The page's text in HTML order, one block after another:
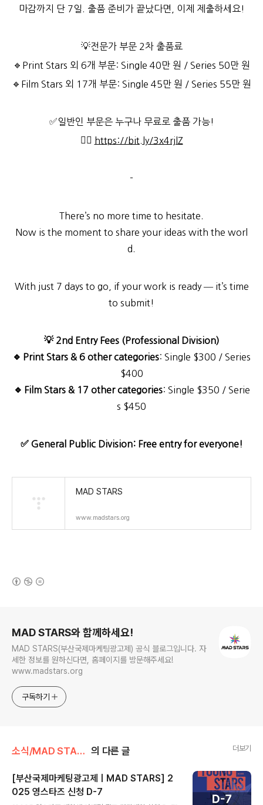
마감까지 단 7일. 출품 준비가 끝났다면, 이제 제출하세요!
💡전문가 부문 2차 출품료
🔹Print Stars 외 6개 부문: Single 40만 원 / Series 50만 원
🔹Film Stars 외 17개 부문: Single 45만 원 / Series 55만 원
✅일반인 부문은 누구나 무료로 출품 가능!
https://bit.ly/3x4rjlZ
-
There’s no more time to hesitate.
Now is the moment to share your ideas with the worl
d.
With just 7 days to go, if your work is ready — it’s time
to submit!
💡 2nd Entry Fees (Professional Division)
🔹 Print Stars & 6 other categories: Single $300 / Series
$400
🔹 Film Stars & 17 other categories: Single $350 / Serie
s $450
✅ General Public Division: Free entry for everyone!
MAD STARS
www.madstars.org
MAD STARS와 함께하세요!
MAD STARS(부산국제마케팅광고제) 공식 블로그입니다. 자
세한 정보를 원하신다면, 홈페이지를 방문해주세요!
www.madstars.org
구독하기
소식/MAD STARS 소식 의 다른 글 더보기
[부산국제마케팅광고제ㅣMAD STARS] 2
025 영스타즈 신청 D-7